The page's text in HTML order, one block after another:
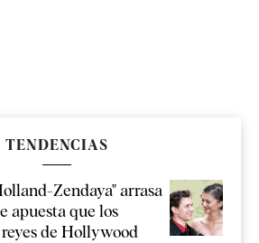
TENDENCIAS
Zendaya" arrasa
apuesta que los
de Hollywood